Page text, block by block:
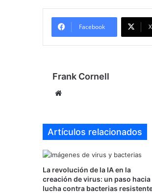
Facebook X
Frank Cornell
Artículos relacionados
La revolución de la IA en la
creación de virus: un paso hacia
lucha contra bacterias